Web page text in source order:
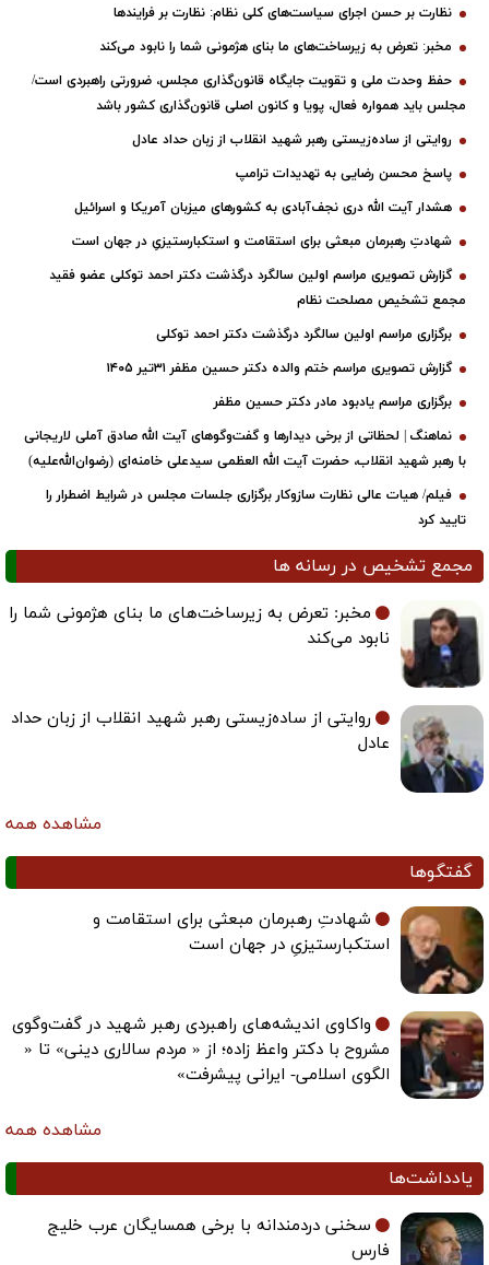
نظارت بر حسن اجرای سیاست‌های کلی نظام: نظارت بر فرایندها
مخبر: تعرض به زیرساخت‌های ما بنای هژمونی شما را نابود می‌کند
حفظ وحدت ملی و تقویت جایگاه قانون‌گذاری مجلس، ضرورتی راهبردی است/
مجلس باید همواره فعال، پویا و کانون اصلی قانون‌گذاری کشور باشد
روایتی از ساده‌زیستی رهبر شهید انقلاب از زبان حداد عادل
پاسخ محسن رضایی به تهدیدات ترامپ
هشدار آیت الله دری نجف‌آبادی به کشورهای میزبان آمریکا و اسرائیل
شهادتِ رهبرمان مبعثی برای استقامت و استکبارستیزیِ در جهان است
گزارش تصویری مراسم اولین سالگرد درگذشت دکتر احمد توکلی عضو فقید
مجمع تشخیص مصلحت نظام
برگزاری مراسم اولین سالگرد درگذشت دکتر احمد توکلی
گزارش تصویری مراسم ختم والده دکتر حسین مظفر ۳۱تیر ۱۴۰۵
برگزاری مراسم یادبود مادر دکتر حسین مظفر
نماهنگ | لحظاتی از برخی دیدارها و گفت‌وگوهای آیت ‌الله صادق آملی لاریجانی
با رهبر شهید انقلاب، حضرت آیت‌ الله العظمی سیدعلی خامنه‌ای (رضوان‌الله‌علیه)
فیلم/ هیات عالی نظارت سازوکار برگزاری جلسات مجلس در شرایط اضطرار را
تایید کرد
مجمع تشخیص در رسانه ها
مخبر: تعرض به زیرساخت‌های ما بنای هژمونی شما را
نابود می‌کند
روایتی از ساده‌زیستی رهبر شهید انقلاب از زبان حداد
عادل
مشاهده همه
گفتگوها
شهادتِ رهبرمان مبعثی برای استقامت و
استکبارستیزیِ در جهان است
واکاوی اندیشه‌های راهبردی رهبر شهید در گفت‌وگوی
مشروح با دکتر واعظ زاده؛ از « مردم سالاری دینی» تا «
الگوی اسلامی- ایرانی پیشرفت»
مشاهده همه
یادداشت‌ها
سخنی دردمندانه با برخی همسایگان عرب خلیج
فارس